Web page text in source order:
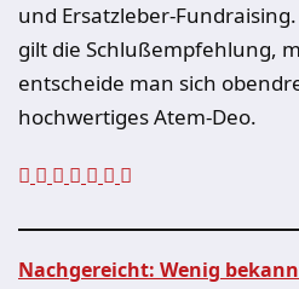
und Ersatzleber-
gilt die Schlußempfehlung,
entscheide man sich
hochwertiges Atem-Deo.
Nachgereicht: Wenig